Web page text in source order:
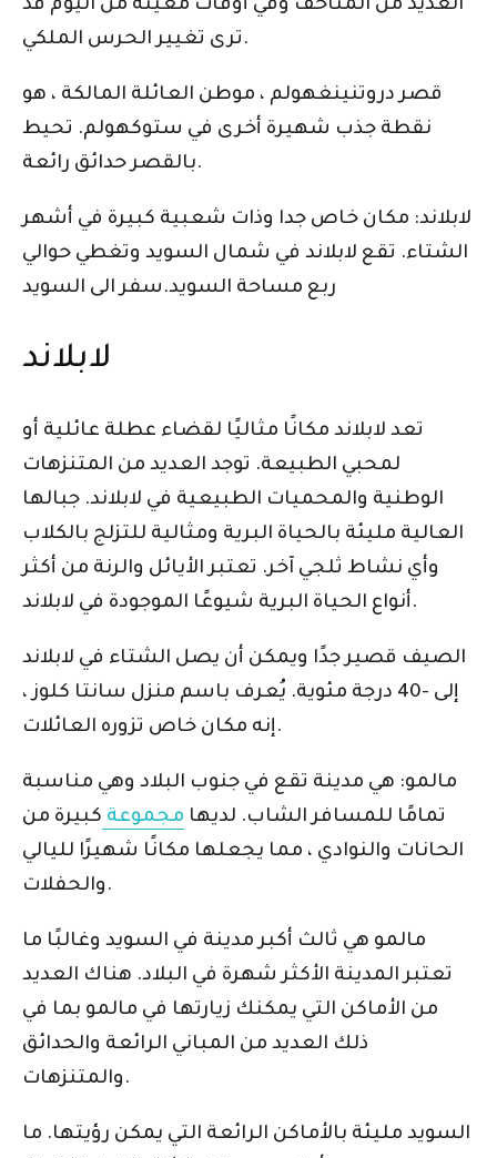
العديد من المتاحف وفي أوقات معينة من اليوم قد
ترى تغيير الحرس الملكي.
قصر دروتنينغهولم ، موطن العائلة المالكة ، هو
نقطة جذب شهيرة أخرى في ستوكهولم. تحيط
بالقصر حدائق رائعة.
لابلاند: مكان خاص جدا وذات شعبية كبيرة في أشهر
الشتاء. تقع لابلاند في شمال السويد وتغطي حوالي
ربع مساحة السويد.سفر الى السويد
لابلاند
تعد لابلاند مكانًا مثاليًا لقضاء عطلة عائلية أو
لمحبي الطبيعة. توجد العديد من المتنزهات
الوطنية والمحميات الطبيعية في لابلاند. جبالها
العالية مليئة بالحياة البرية ومثالية للتزلج بالكلاب
وأي نشاط ثلجي آخر. تعتبر الأيائل والرنة من أكثر
أنواع الحياة البرية شيوعًا الموجودة في لابلاند.
الصيف قصير جدًا ويمكن أن يصل الشتاء في لابلاند
إلى -40 درجة مئوية. يُعرف باسم منزل سانتا كلوز ،
إنه مكان خاص تزوره العائلات.
مالمو: هي مدينة تقع في جنوب البلاد وهي مناسبة
تمامًا للمسافر الشاب. لديها مجموعة كبيرة من
الحانات والنوادي ، مما يجعلها مكانًا شهيرًا لليالي
والحفلات.
مالمو هي ثالث أكبر مدينة في السويد وغالبًا ما
تعتبر المدينة الأكثر شهرة في البلاد. هناك العديد
من الأماكن التي يمكنك زيارتها في مالمو بما في
ذلك العديد من المباني الرائعة والحدائق
والمتنزهات.
السويد مليئة بالأماكن الرائعة التي يمكن رؤيتها. ما